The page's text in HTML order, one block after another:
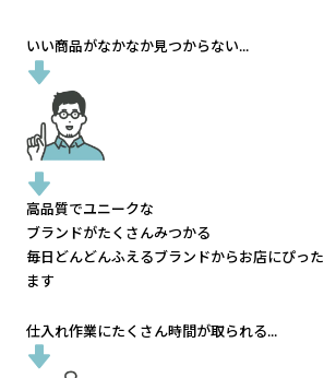
いい商品がなかなか見つからない...
高品質でユニークな
ブランドがたくさんみつかる
毎日どんどんふえるブランドからお店にぴっ
ます
仕入れ作業にたくさん時間が取られる...